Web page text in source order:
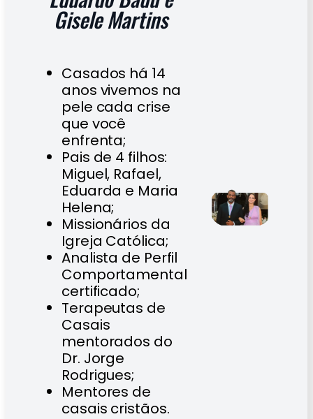
Gisele Martins
Casados há 14
anos vivemos na
pele cada crise
que você
enfrenta;
Pais de 4 filhos:
Miguel, Rafael,
Eduarda e Maria
Helena;
Missionários da
Igreja Católica;
Analista de Perfil
Comportamental
certificado;
Terapeutas de
Casais
mentorados do
Dr. Jorge
Rodrigues;
Mentores de
casais cristãos.